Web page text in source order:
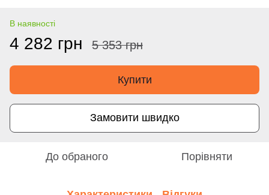
В наявності
4 282 грн 5 353 грн
Купити
Замовити швидко
До обраного Порівняти